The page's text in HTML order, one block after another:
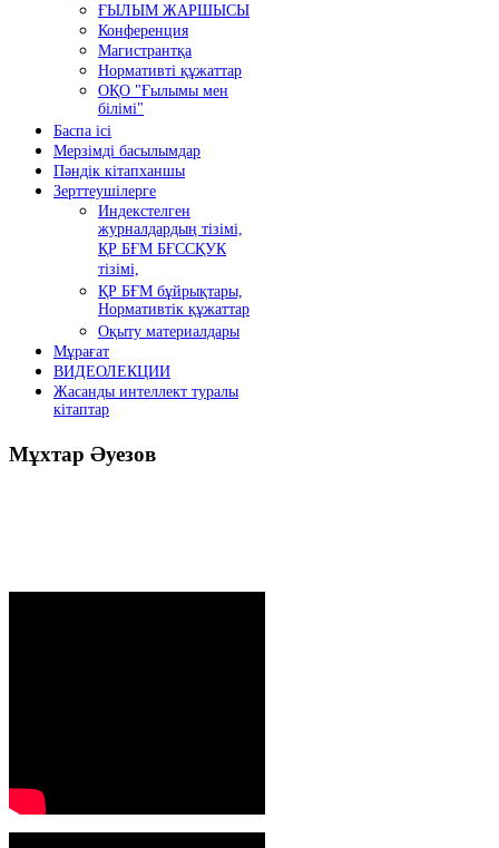
ҒЫЛЫМ ЖАРШЫСЫ
Конференция
Магистрантқа
Нормативті құжаттар
ОҚО "Ғылымы мен
білімі"
Баспа ісі
Мерзімді басылымдар
Пәндік кітапханшы
Зерттеушілерге
Индекстелген
журналдардың тізімі,
ҚР БҒМ БҒССҚУК
тізімі,
ҚР БҒМ бұйрықтары,
Нормативтік құжаттар
Оқыту материалдары
Мұрағат
ВИДЕОЛЕКЦИИ
Жасанды интеллект туралы
кітаптар
Мұхтар Әуезов